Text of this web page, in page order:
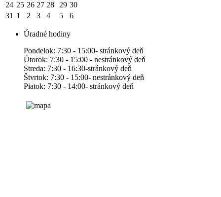
24 25 26 27 28 29 30
31 1 2 3 4 5 6
Úradné hodiny
Pondelok: 7:30 - 15:00- stránkový deň
Útorok: 7:30 - 15:00 - nestránkový deň
Streda: 7:30 - 16:30-stránkový deň
Štvrtok: 7:30 - 15:00- nestránkový deň
Piatok: 7:30 - 14:00- stránkový deň